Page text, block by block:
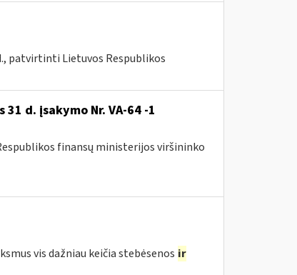
patvirtinti Lietuvos Respublikos
d. įsakymo Nr. VA-64 -1
finansų ministerijos viršininko
vis dažniau keičia stebėsenos ir